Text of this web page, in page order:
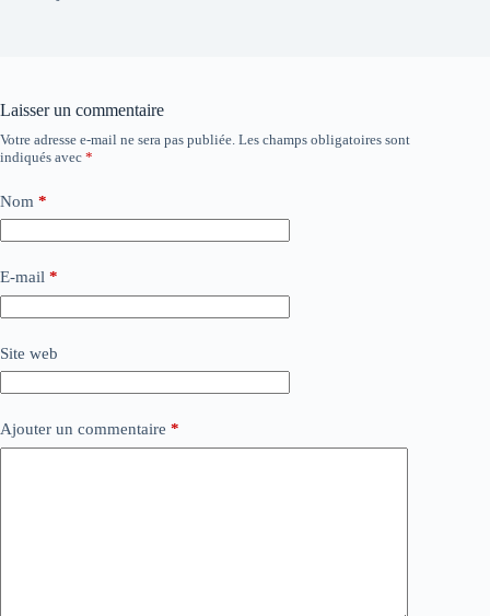
Laisser un commentaire
Votre adresse e-mail ne sera pas publiée. Les champs obligatoires sont
indiqués avec *
Nom *
E-mail *
Site web
Ajouter un commentaire *